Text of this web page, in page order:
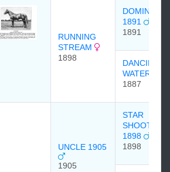
RUNNING
STREAM
1898
DOMINO
1891
1891
DANCING
WATER
1887
UNCLE 1905
1905
STAR
SHOOT
1898
1898